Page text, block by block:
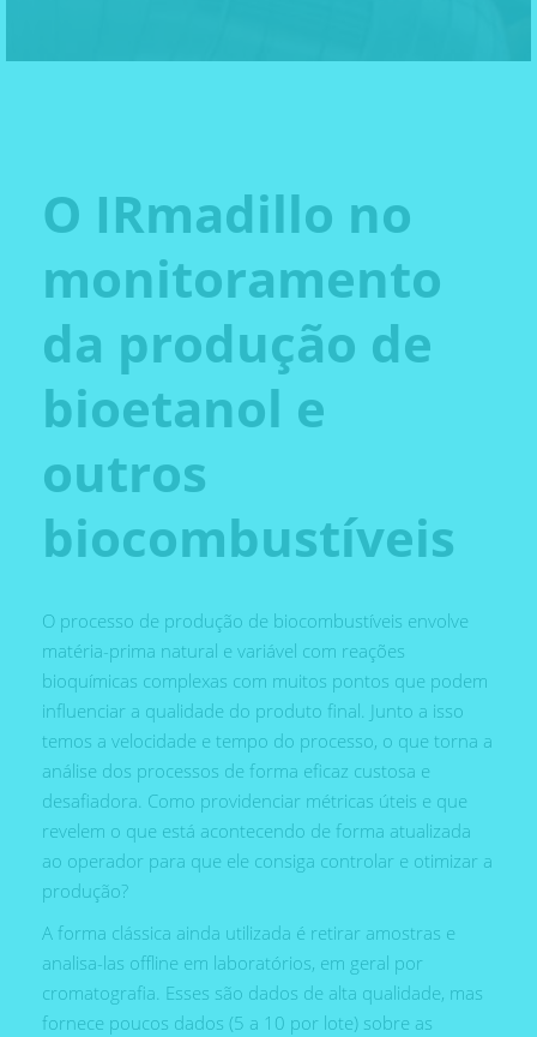
O IRmadillo no
monitoramento
da produção de
bioetanol e
outros
biocombustíveis
O processo de produção de biocombustíveis envolve
matéria-prima natural e variável com reações
bioquímicas complexas com muitos pontos que podem
influenciar a qualidade do produto final. Junto a isso
temos a velocidade e tempo do processo, o que torna a
análise dos processos de forma eficaz custosa e
desafiadora. Como providenciar métricas úteis e que
revelem o que está acontecendo de forma atualizada
ao operador para que ele consiga controlar e otimizar a
produção?
A forma clássica ainda utilizada é retirar amostras e
analisa-las offline em laboratórios, em geral por
cromatografia. Esses são dados de alta qualidade, mas
fornece poucos dados (5 a 10 por lote) sobre as